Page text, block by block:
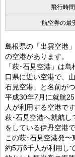
飛行時間
航空券の最
島根県の「出雲空港
の空港があります。
「萩･石見空港」は
口県に近い空港で、
石見空港」と名前が
平成30年7月に就航
人が利用する空港です
萩･石見空港へ就航し
をしている伊丹空港で
この萩･石見空港発
約5万6千人が利用し